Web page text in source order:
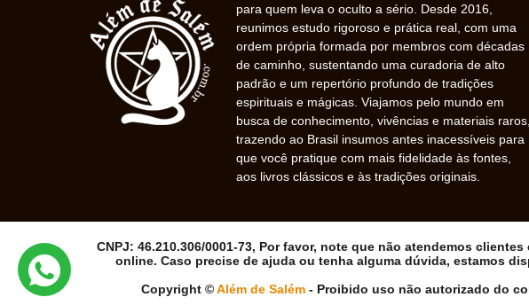
para quem leva o oculto a sério. Desde 2016,
reunimos estudo rigoroso e prática real, com uma
ordem própria formada por membros com décadas
de caminho, sustentando uma curadoria de alto
padrão e um repertório profundo de tradições
espirituais e mágicas. Viajamos pelo mundo em
busca de conhecimento, vivências e materiais raros,
trazendo ao Brasil insumos antes inacessíveis para
que você pratique com mais fidelidade às fontes,
aos livros clássicos e às tradições originais.
CNPJ: 46.210.306/0001-73, Por favor, note que não atendemos
online. Caso precise de ajuda ou tenha alguma dúvida, estamos
Copyright ©Além de Salém- Proibido uso não autorizado do